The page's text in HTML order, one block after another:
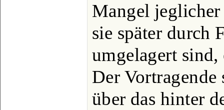
Mangel
sie später durch
umgelagert sind,
Der Vortragende
über das hinter